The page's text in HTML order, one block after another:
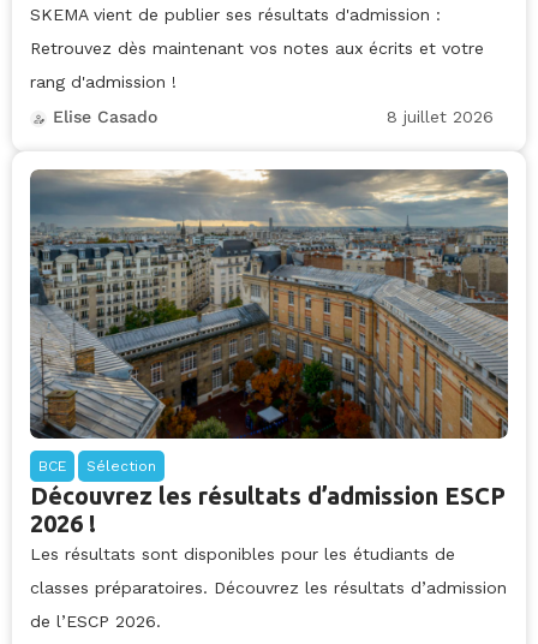
SKEMA vient de publier ses résultats d'admission :
Retrouvez dès maintenant vos notes aux écrits et votre
rang d'admission !
Elise Casado
8 juillet 2026
BCE Sélection
Découvrez les résultats d’admission ESCP
2026 !
Les résultats sont disponibles pour les étudiants de
classes préparatoires. Découvrez les résultats d’admission
de l’ESCP 2026.